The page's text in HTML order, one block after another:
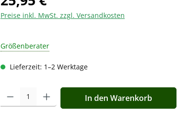
Preise inkl. MwSt. zzgl. Versandkosten
Größenberater
Lieferzeit: 1–2 Werktage
Produkt Anzahl: Gib den gewünschten Wert ein oder
In den Warenkorb